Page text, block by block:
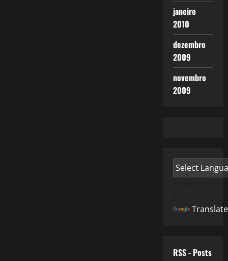
janeiro
2010
dezembro
2009
novembro
2009
Translate
RSS - Posts